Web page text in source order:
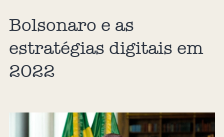
Bolsonaro e as
estratégias digitais em
2022